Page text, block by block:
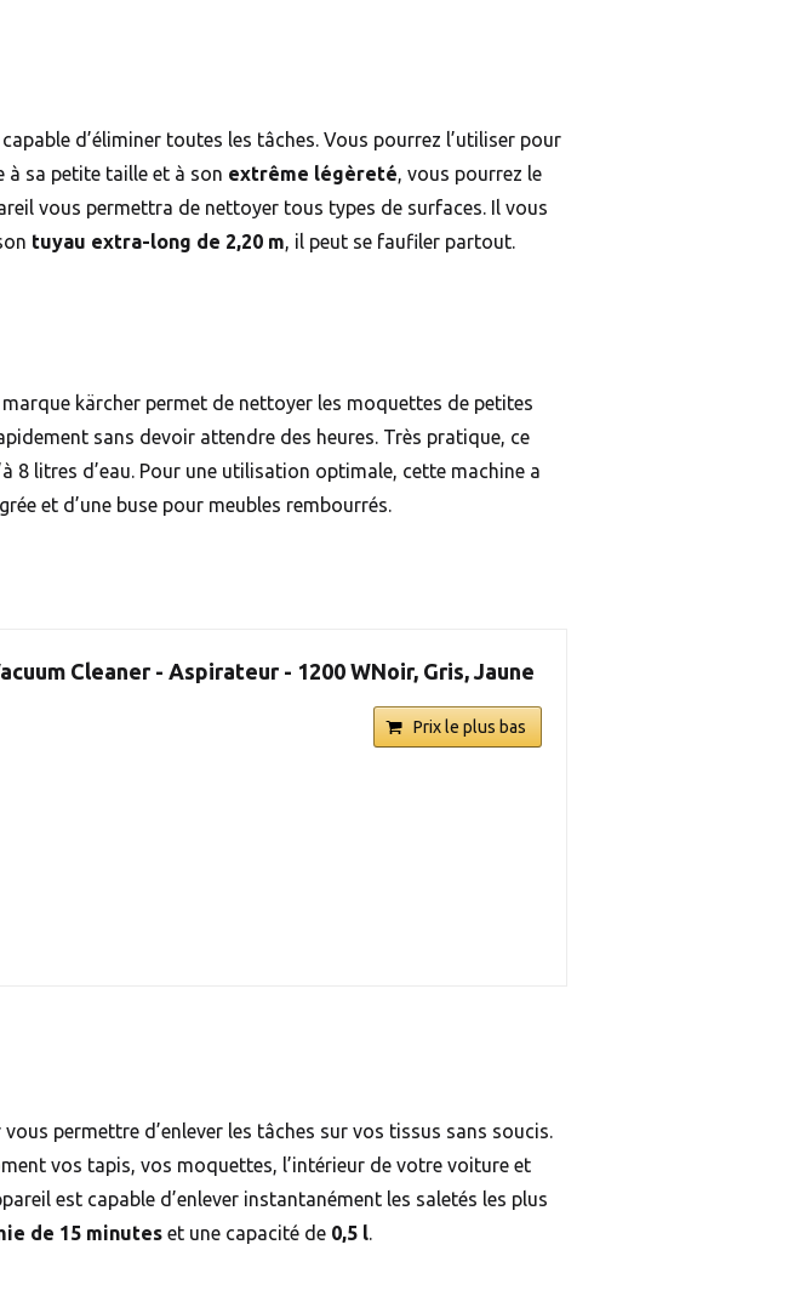
d’éliminer toutes les tâches. Vous pourrez l’utiliser pour
à sa petite taille et à son extrême légèreté, vous pourrez le
vous permettra de nettoyer tous types de surfaces. Il vous
tuyau extra-long de 2,20 m, il peut se faufiler partout.
kärcher permet de nettoyer les moquettes de petites
sans devoir attendre des heures. Très pratique, ce
8 litres d’eau. Pour une utilisation optimale, cette machine a
et d’une buse pour meubles rembourrés.
Cleaner - Aspirateur - 1200 WNoir, Gris, Jaune
Prix le plus bas
vous permettre d’enlever les tâches sur vos tissus sans soucis.
vos tapis, vos moquettes, l’intérieur de votre voiture et
est capable d’enlever instantanément les saletés les plus
de 15 minutes et une capacité de 0,5 l.